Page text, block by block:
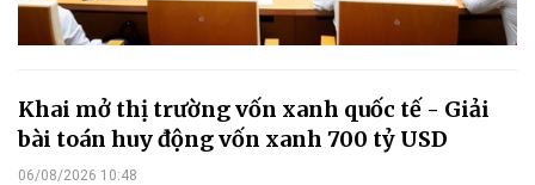
Khai mở thị trường vốn xanh quốc tế - Giải
bài toán huy động vốn xanh 700 tỷ USD
06/08/2026 10:48